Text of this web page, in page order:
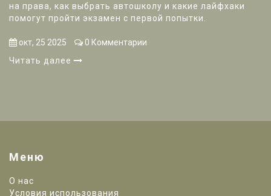
на права, как выбрать автошколу и какие лайфхаки
помогут пройти экзамен с первой попытки.
окт, 25 2025
0 Комментарии
Читать далее
Меню
О нас
Условия использования